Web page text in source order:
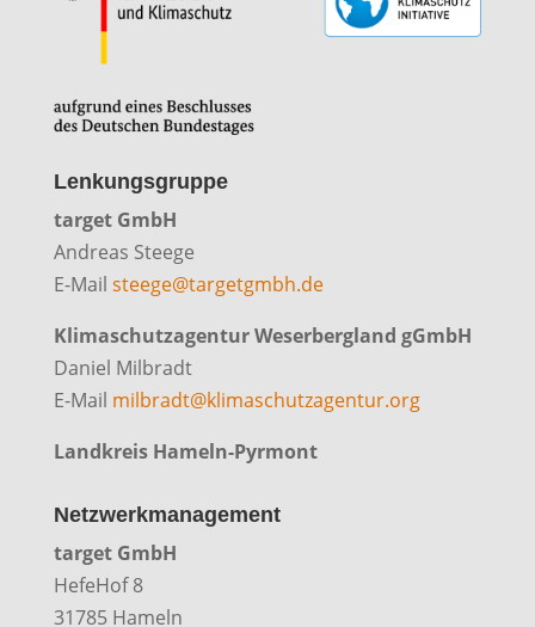
Lenkungsgruppe
target GmbH
Andreas Steege
E-Mail steege@targetgmbh.de
Klimaschutzagentur Weserbergland gGmbH
Daniel Milbradt
E-Mail milbradt@klimaschutzagentur.org
Landkreis Hameln-Pyrmont
Netzwerkmanagement
target GmbH
HefeHof 8
31785 Hameln